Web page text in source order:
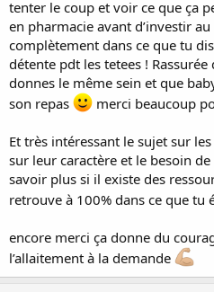
Ça me fait penser à moi, pistes à
ostéopathe, et timing des tétées
trop tard en phase d'éveil car trop
Ici aussi tétée toute les 1h30 voir
mois, encore un peu de patience...
Massage du ventre pour les
mais si tu penses que ça peut aider
On m'a dit aussi que les bébés
en demande et on beaucoup
commence à bien se marrer !
Voilà je sais pas si ça va t'aider,
tenter le coup et voir ce que ça
en pharmacie avant d’investir
complètement dans ce que tu
détente pdt les tetees !
donnes le même sein et que
son repas
merci beaucoup
Et très intéressant le sujet sur
sur leur caractère et le besoin
savoir plus si il existe des
retrouve à 100% dans ce que tu
encore merci ça donne du
l’allaitement à la demande